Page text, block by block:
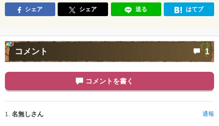
シェア シェア 送る はてブ
コメント 1
コメントを書く
1. 名無しさん 通報